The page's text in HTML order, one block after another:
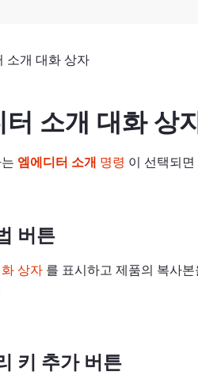
소개 대화 상자
터 소개 대화 상
엠에디터 소개 명령 이 선택되
버튼
상자 를 표시하고 제품의 복사
키 추가 버튼